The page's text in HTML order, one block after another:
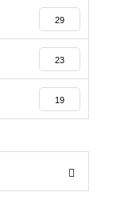
29
23
19